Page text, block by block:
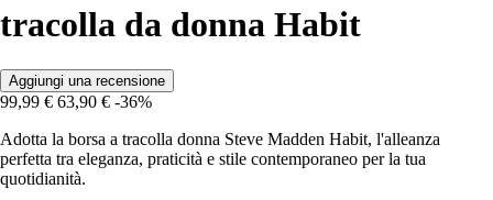
tracolla da donna Habit
Aggiungi una recensione
99,99 € 63,90 € -36%
Adotta la borsa a tracolla donna Steve Madden Habit, l'alleanza
perfetta tra eleganza, praticità e stile contemporaneo per la tua
quotidianità.